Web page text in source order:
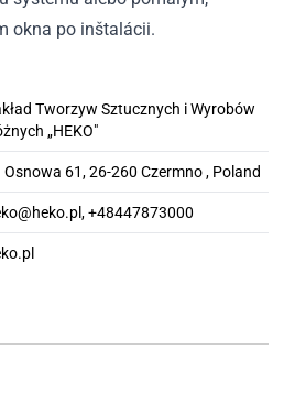
okna po inštalácii.
Tworzyw Sztucznych i Wyrobów
„HEKO"
Osnowa 61, 26-260 Czermno , Poland
+48447873000